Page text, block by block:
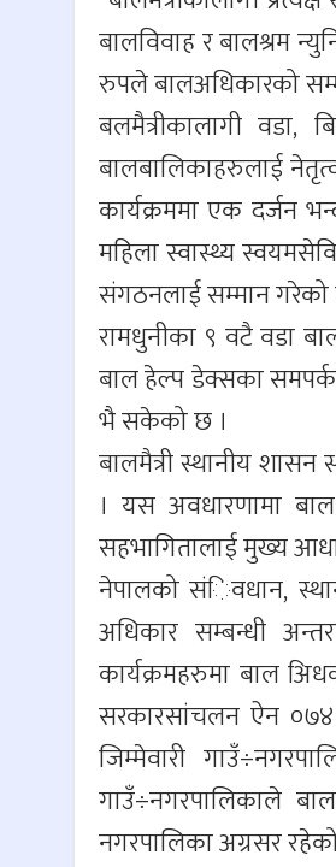
बालविवाह र बालश्रम
रुपले बालअधिकारको
बलमैत्रीकालागी
बालबालिकाहरुलाई
कार्यक्रममा एक दर्जन
महिला स्वास्थ्य
संगठनलाई सम्मान गरेको
रामधुनीका ९ वटै वडा
बाल हेल्प डेक्सका
भै सकेको छ ।
बालमैत्री स्थानीय
। यस अवधारणामा
सहभागितालाई मुख्य
नेपालको संिवधान,
अधिकार सम्बन्धी
कार्यक्रमहरुमा बाल
सरकारसांचलन ऐन ०७४
जिम्मेवारी
गाउँ÷नगरपालिकाले
नगरपालिका अग्रसर